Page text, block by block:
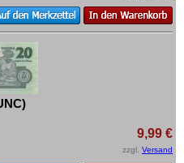
9,99 €
zzgl. Versand